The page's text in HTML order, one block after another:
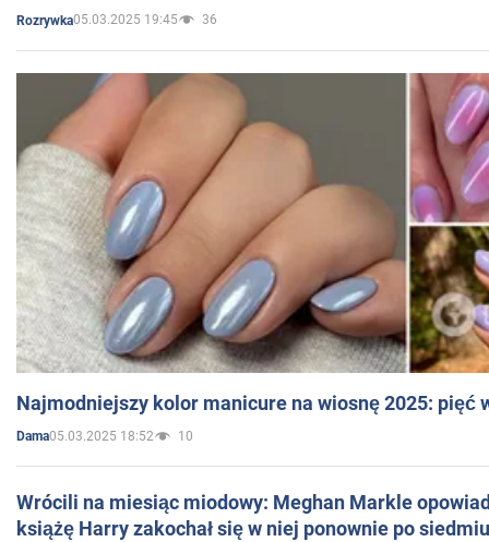
Rozrywka05.03.2025 19:45 36
Najmodniejszy kolor manicure na wiosnę 2025: pięć
Dama05.03.2025 18:52 10
Wrócili na miesiąc miodowy: Meghan Markle
książę Harry zakochał się w niej ponownie po